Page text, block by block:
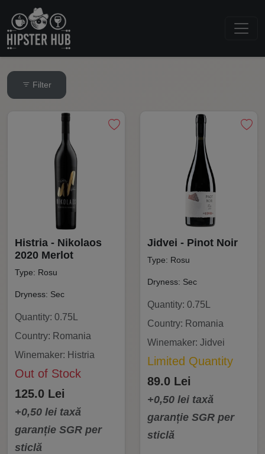
Filter
Histria - Nikolaos
2020 Merlot
Type: Rosu
Dryness: Sec
Quantity: 0.75L
Country: Romania
Winemaker: Histria
Out of Stock
125.0 Lei
+0,50 lei taxă
garanție SGR per
sticlă
Jidvei - Pinot Noir
Type: Rosu
Dryness: Sec
Quantity: 0.75L
Country: Romania
Winemaker: Jidvei
Limited Quantity
89.0 Lei
+0,50 lei taxă
garanție SGR per
sticlă